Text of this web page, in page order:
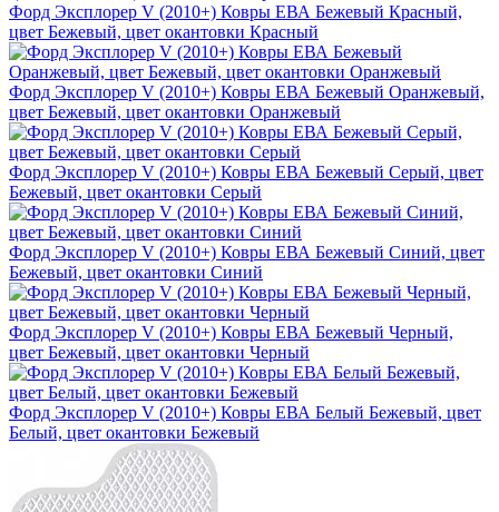
Форд Эксплорер V (2010+) Ковры ЕВА Бежевый Красный,
цвет Бежевый, цвет окантовки Красный
Форд Эксплорер V (2010+) Ковры ЕВА Бежевый Оранжевый,
цвет Бежевый, цвет окантовки Оранжевый
Форд Эксплорер V (2010+) Ковры ЕВА Бежевый Серый, цвет
Бежевый, цвет окантовки Серый
Форд Эксплорер V (2010+) Ковры ЕВА Бежевый Синий, цвет
Бежевый, цвет окантовки Синий
Форд Эксплорер V (2010+) Ковры ЕВА Бежевый Черный,
цвет Бежевый, цвет окантовки Черный
Форд Эксплорер V (2010+) Ковры ЕВА Белый Бежевый, цвет
Белый, цвет окантовки Бежевый